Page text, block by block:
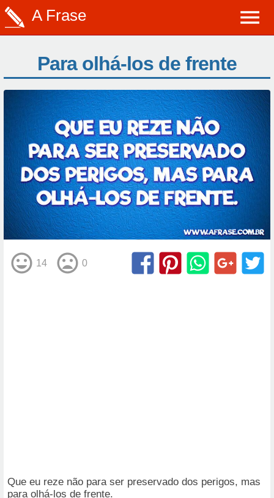
A Frase
Para olhá-los de frente
14 0
Que eu reze não para ser preservado dos perigos, mas
para olhá-los de frente.